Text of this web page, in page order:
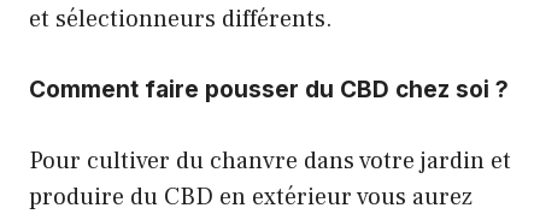
et sélectionneurs différents.
Comment faire pousser du CBD chez soi ?
Pour cultiver du chanvre dans votre jardin et
produire du CBD en extérieur vous aurez